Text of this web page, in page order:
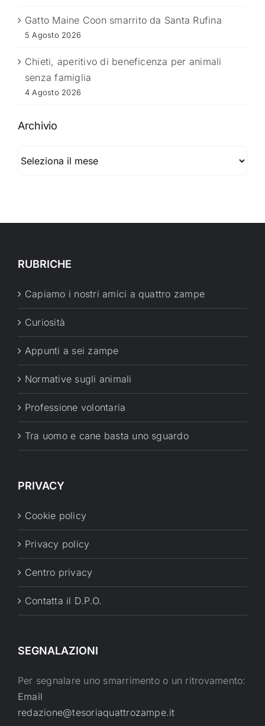
Gatto Maine Coon smarrito da Santa Rufina
5 Agosto 2026
Chieti, aperitivo di beneficenza per animali
senza famiglia
4 Agosto 2026
Archivio
RUBRICHE
Capiamo i nostri amici a quattro zampe
Curiosità
Appunti a sei zampe
Normative sugli animali
Professione volontaria
Tra uomo e cane basta uno sguardo
PRIVACY
Cookie policy
Privacy policy
Centro privacy
Contatta il D.P.O.
SEGNALAZIONI
Per segnalare uno smarrimento o un ritrovamento:
Email
redazione@tesoriaquattrozampe.it